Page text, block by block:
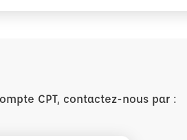
CPT, contactez-nous par :